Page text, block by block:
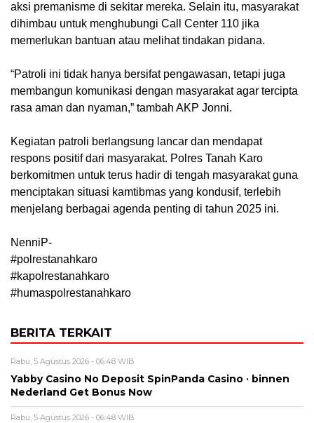
aksi premanisme di sekitar mereka. Selain itu, masyarakat
dihimbau untuk menghubungi Call Center 110 jika
memerlukan bantuan atau melihat tindakan pidana.
“Patroli ini tidak hanya bersifat pengawasan, tetapi juga
membangun komunikasi dengan masyarakat agar tercipta
rasa aman dan nyaman,” tambah AKP Jonni.
Kegiatan patroli berlangsung lancar dan mendapat
respons positif dari masyarakat. Polres Tanah Karo
berkomitmen untuk terus hadir di tengah masyarakat guna
menciptakan situasi kamtibmas yang kondusif, terlebih
menjelang berbagai agenda penting di tahun 2025 ini.
NenniP-
#polrestanahkaro
#kapolrestanahkaro
#humaspolrestanahkaro
BERITA TERKAIT
Rabu, 5 Agustus 2026 - 06:48 WIB
Yabby Casino No Deposit SpinPanda Casino · binnen
Nederland Get Bonus Now
Rabu, 5 Agustus 2026 - 06:48 WIB